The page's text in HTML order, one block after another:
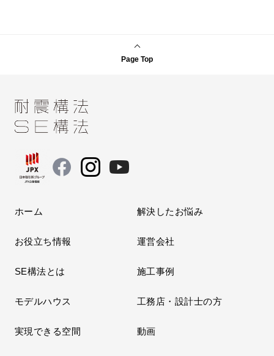
Page Top
ホーム 解決したお悩み
お役立ち情報 運営会社
SE構法とは 施工事例
モデルハウス 工務店・設計士の方
実現できる空間 動画